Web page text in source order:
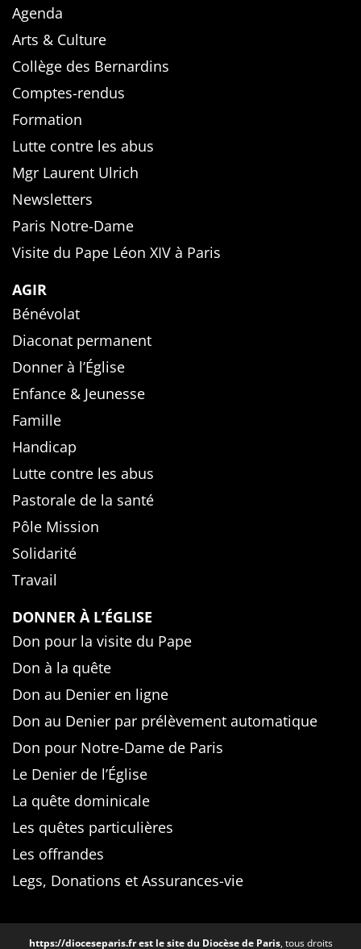
Agenda
Arts & Culture
Collège des Bernardins
Comptes-rendus
Formation
Lutte contre les abus
Mgr Laurent Ulrich
Newsletters
Paris Notre-Dame
Visite du Pape Léon XIV à Paris
AGIR
Bénévolat
Diaconat permanent
Donner à l’Église
Enfance & Jeunesse
Famille
Handicap
Lutte contre les abus
Pastorale de la santé
Pôle Mission
Solidarité
Travail
DONNER À L’ÉGLISE
Don pour la visite du Pape
Don à la quête
Don au Denier en ligne
Don au Denier par prélèvement automatique
Don pour Notre-Dame de Paris
Le Denier de l’Église
La quête dominicale
Les quêtes particulières
Les offrandes
Legs, Donations et Assurances-vie
https://dioceseparis.frest le site du Diocèse de Paris, tous droits